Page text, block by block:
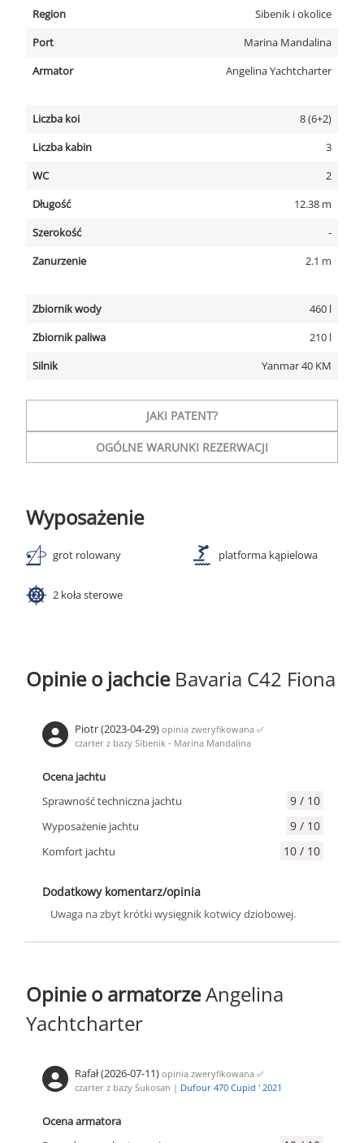
Region
Sibenik i okolice
Port
Marina Mandalina
Armator
Angelina Yachtcharter
Liczba koi
8 (6+2)
Liczba kabin
3
WC
2
Długość
12.38 m
Szerokość
-
Zanurzenie
2.1 m
Zbiornik wody
460 l
Zbiornik paliwa
210 l
Silnik
Yanmar 40 KM
JAKI PATENT?
OGÓLNE WARUNKI REZERWACJI
Wyposażenie
grot rolowany platforma kąpielowa
2 koła sterowe
Opinie o jachcie Bavaria C42 Fiona
Piotr (2023-04-29) opinia zweryfikowana ✅
czarter z bazy Sibenik - Marina Mandalina
Ocena jachtu
Sprawność techniczna jachtu
9 / 10
Wyposażenie jachtu 9 / 10
Komfort jachtu 10 / 10
Dodatkowy komentarz/opinia
Uwaga na zbyt krótki wysięgnik kotwicy dziobowej.
Opinie o armatorzeAngelina
Yachtcharter
Rafał (2026-07-11) opinia zweryfikowana ✅
czarter z bazy Sukosan | Dufour 470 Cupid ' 2021
Ocena armatora